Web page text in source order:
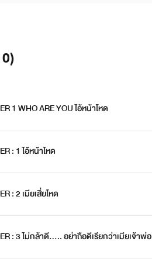
ไพศาลกุล
)
1 WHO ARE YOU ไอ้หน้าโหด
: 1 ไอ้หน้าโหด
CHAPTER : 2 เมียเสี่ยโหด
: 3 ไม่กล้าดี..... อย่าถือดีเรียกว่าเมียเจ้าพ่อ